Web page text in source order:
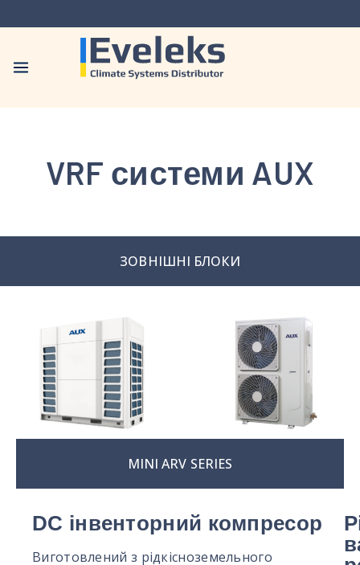
VRF системи AUX
ЗОВНІШНІ БЛОКИ
MINI ARV SERIES
DC інвенторний компресор
Виготовлений з рідкісноземельного